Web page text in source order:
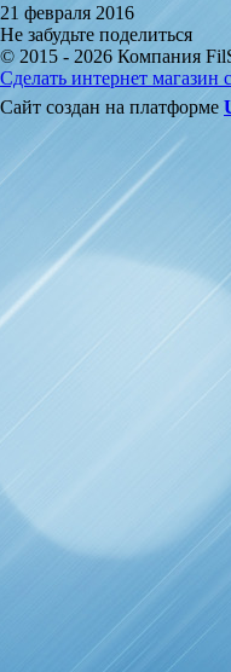
21 февраля 2016
Не забудьте поделиться
© 2015 - 2026 Компания
Сделать интернет магазин
Сайт создан на платформе